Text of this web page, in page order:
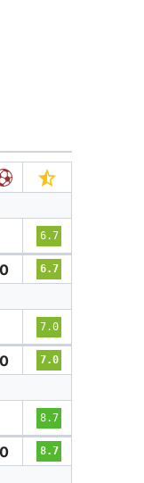
6.7
0 6.7
7.0
0 7.0
8.7
0 8.7